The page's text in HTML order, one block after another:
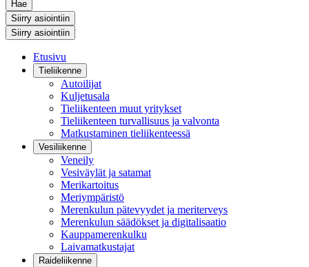
Hae
Siirry asiointiin
Siirry asiointiin
Etusivu
Tieliikenne
Autoilijat
Kuljetusala
Tieliikenteen muut yritykset
Tieliikenteen turvallisuus ja valvonta
Matkustaminen tieliikenteessä
Vesiliikenne
Veneily
Vesiväylät ja satamat
Merikartoitus
Meriympäristö
Merenkulun pätevyydet ja meriterveys
Merenkulun säädökset ja digitalisaatio
Kauppamerenkulku
Laivamatkustajat
Raideliikenne